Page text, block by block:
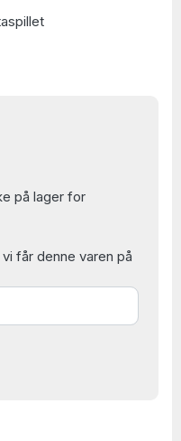
på lager for
får denne varen på